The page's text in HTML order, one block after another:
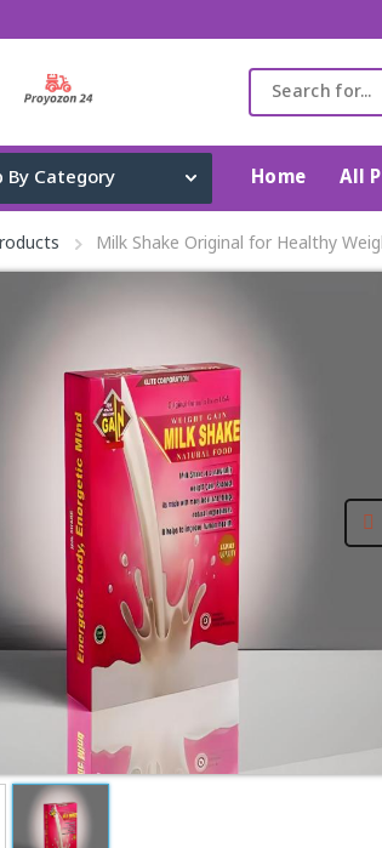
Electronics
Supplies
Lifestyle
By Category Home All
Milk Shake Original for Healthy